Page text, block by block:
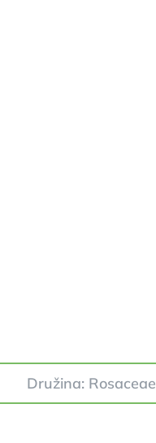
Družina: Rosaceae